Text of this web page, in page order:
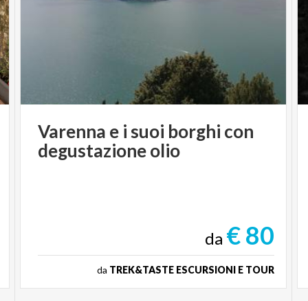
Varenna e i suoi borghi con
degustazioneolio
da € 80
da TREK&TASTE ESCURSIONI E TOUR